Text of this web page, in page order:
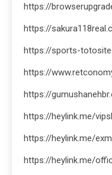
https://
https://
https://sports-
https://
https://
https://heylink.me/
https://heylink.me/
https://heylink.me/